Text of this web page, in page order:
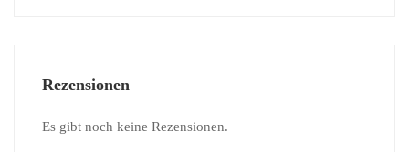
Rezensionen
Es gibt noch keine Rezensionen.